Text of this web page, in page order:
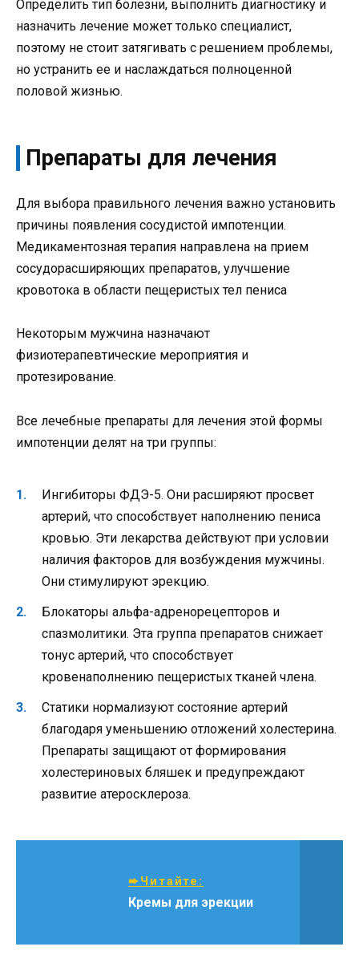
Определить тип болезни, выполнить диагностику и
назначить лечение может только специалист,
поэтому не стоит затягивать с решением проблемы,
но устранить ее и наслаждаться полноценной
половой жизнью.
Препараты для лечения
Для выбора правильного лечения важно установить
причины появления сосудистой импотенции.
Медикаментозная терапия направлена на прием
сосудорасширяющих препаратов, улучшение
кровотока в области пещеристых тел пениса
Некоторым мужчина назначают
физиотерапевтические мероприятия и
протезирование.
Все лечебные препараты для лечения этой формы
импотенции делят на три группы:
Ингибиторы ФДЭ-5. Они расширяют просвет
артерий, что способствует наполнению пениса
кровью. Эти лекарства действуют при условии
наличия факторов для возбуждения мужчины.
Они стимулируют эрекцию.
Блокаторы альфа-адренорецепторов и
спазмолитики. Эта группа препаратов снижает
тонус артерий, что способствует
кровенаполнению пещеристых тканей члена.
Статики нормализуют состояние артерий
благодаря уменьшению отложений холестерина.
Препараты защищают от формирования
холестериновых бляшек и предупреждают
развитие атеросклероза.
➨Читайте:
Кремы для эрекции